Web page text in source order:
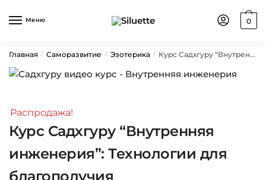
Меню 0
Главная / Саморазвитие / Эзотерика / Курс Садхгуру “Внутренняя инженерия”: Технологии для благополучия
Распродажа!
Курс Садхгуру “Внутренняя
инженерия”: Технологии для
благополучия